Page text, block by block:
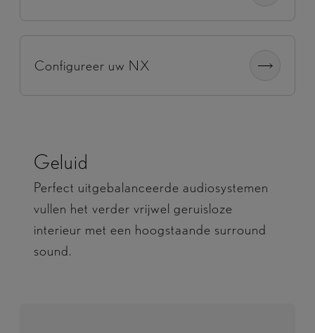
Configureer uw NX
Geluid
Perfect uitgebalanceerde audiosystemen
vullen het verder vrijwel geruisloze
interieur met een hoogstaande surround
sound.